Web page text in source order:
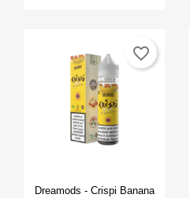
Anteprima
Dreamods - Crispi Banana
favorite_border